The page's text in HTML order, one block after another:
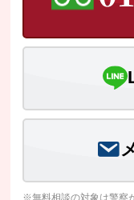
※無料相談の対象は警察